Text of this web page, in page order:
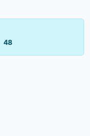
48